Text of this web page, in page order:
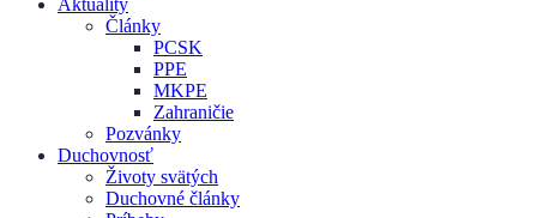
Aktuality
Články
PCSK
PPE
MKPE
Zahraničie
Pozvánky
Duchovnosť
Životy svätých
Duchovné články